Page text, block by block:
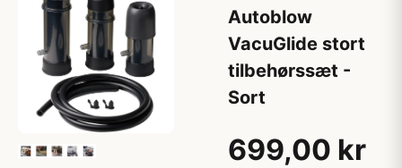
Autoblow
VacuGlide stort
tilbehørssæt -
Sort
699,00 kr